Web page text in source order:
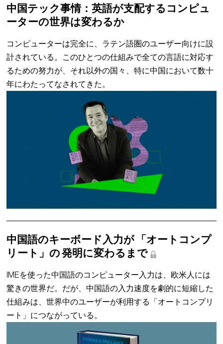
中国テック事情：英語が支配するコンピュ
ーターの世界は変わるか
コンピューターは完全に、ラテン語圏のユーザー向けに設
計されている。このひとつの仕組みで全ての言語に対応す
るための努力が、それ以外の国々、特に中国において数十
年にわたってなされてきた。
中国語のキーボード入力が 「オートコンプ
リート」の 発明に変わるまで
IMEを使った中国語のコンピューター入力は、欧米人には
驚きの世界だ。だが、中国語の入力速度を劇的に短縮した
仕組みは、世界中のユーザーが利用する「オートコンプリ
ート」につながっている。